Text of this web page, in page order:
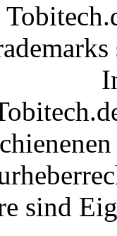
sind